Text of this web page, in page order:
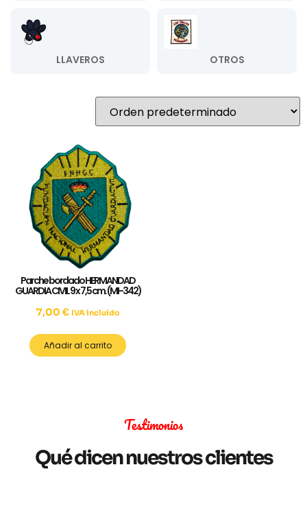
LLAVEROS OTROS
Parche bordado HERMANDAD
GUARDIA CIVIL 9 x 7,5 cm. (MI-342)
7,00 € IVA incluído
Añadir al carrito
Testimonios
Qué dicen nuestros clientes